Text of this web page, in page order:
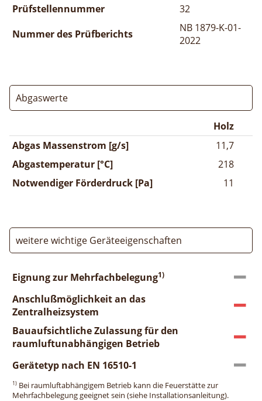
Prüfstellennummer
32
Nummer des Prüfberichts
NB 1879-K-01-
2022
Abgaswerte
Holz
Abgas Massenstrom [g/s]
11,7
Abgastemperatur [°C]
218
Notwendiger Förderdruck [Pa]
11
weitere wichtige Geräteeigenschaften
Eignung zur Mehrfachbelegung1)
Anschlußmöglichkeit an das
Zentralheizsystem
Bauaufsichtliche Zulassung für den
raumluftunabhängigen Betrieb
Gerätetyp nach EN 16510-1
1) Bei raumluftabhängigem Betrieb kann die Feuerstätte zur
Mehrfachbelegung geeignet sein (siehe Installationsanleitung).